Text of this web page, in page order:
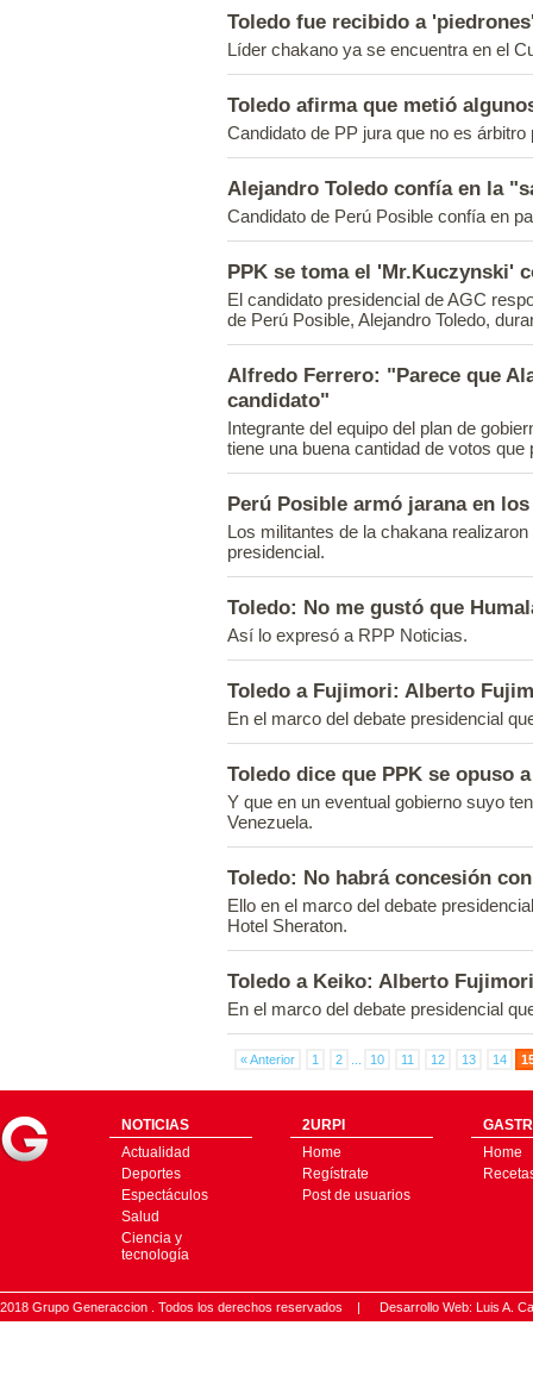
Toledo fue recibido a
Líder chakano ya se encuentra en el
Toledo afirma que metió
Candidato de PP jura que no es
Alejandro Toledo confía en la
Candidato de Perú Posible confía en
PPK se toma el 'Mr.Kuczynski'
El candidato presidencial de AGC
de Perú Posible, Alejandro Toledo,
Alfredo Ferrero: "Parece que
candidato"
Integrante del equipo del plan de
tiene una buena cantidad de votos
Perú Posible armó jarana en
Los militantes de la chakana
presidencial.
Toledo: No me gustó que
Así lo expresó a RPP Noticias.
Toledo a Fujimori: Alberto
En el marco del debate presidencial
Toledo dice que PPK se opuso
Y que en un eventual gobierno suyo
Venezuela.
Toledo: No habrá concesión
Ello en el marco del debate
Hotel Sheraton.
Toledo a Keiko: Alberto
En el marco del debate presidencial
« Anterior 1 2 10 11 12 13 14
NOTICIAS
Actualidad
Deportes
Espectáculos
Salud
Ciencia y
tecnología
2URPI
Home
Regístrate
Post de usuarios
Home
2018 Grupo Generaccion . Todos los derechos reservados | Desarrollo Web: Luis